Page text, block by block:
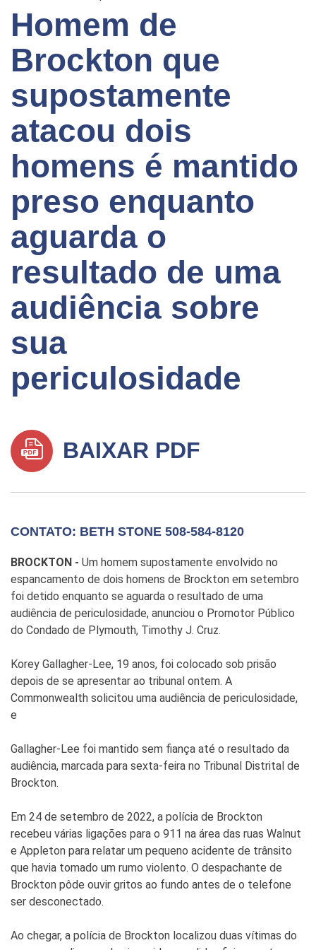
Homem de
Brockton que
supostamente
atacou dois
homens é mantido
preso enquanto
aguarda o
resultado de uma
audiência sobre
sua
periculosidade
BAIXAR PDF
CONTATO: BETH STONE 508-584-8120
BROCKTON - Um homem supostamente envolvido no
espancamento de dois homens de Brockton em setembro
foi detido enquanto se aguarda o resultado de uma
audiência de periculosidade, anunciou o Promotor Público
do Condado de Plymouth, Timothy J. Cruz.
Korey Gallagher-Lee, 19 anos, foi colocado sob prisão
depois de se apresentar ao tribunal ontem. A
Commonwealth solicitou uma audiência de periculosidade,
e
Gallagher-Lee foi mantido sem fiança até o resultado da
audiência, marcada para sexta-feira no Tribunal Distrital de
Brockton.
Em 24 de setembro de 2022, a polícia de Brockton
recebeu várias ligações para o 911 na área das ruas Walnut
e Appleton para relatar um pequeno acidente de trânsito
que havia tomado um rumo violento. O despachante de
Brockton pôde ouvir gritos ao fundo antes de o telefone
ser desconectado.
Ao chegar, a polícia de Brockton localizou duas vítimas do